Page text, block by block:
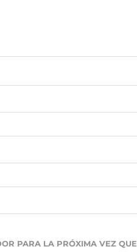
PARA LA PRÓXIMA VEZ QUE